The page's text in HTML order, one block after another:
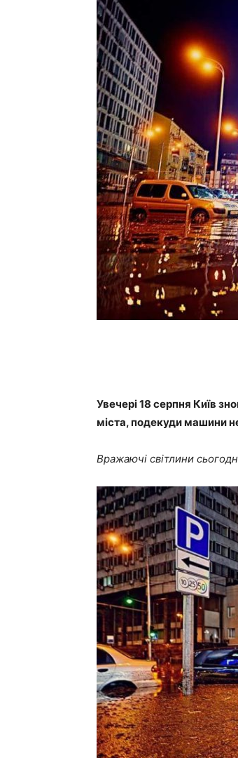
Увечері 18 серпня Київ
міста, подекуди машини
Вражаючі світлини